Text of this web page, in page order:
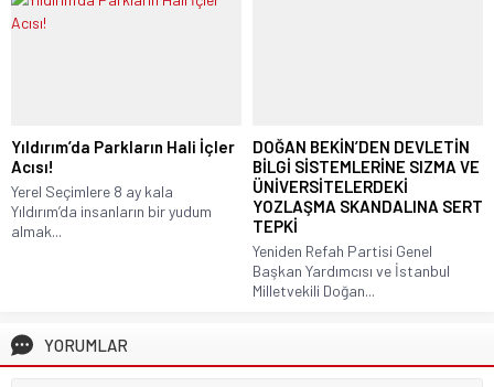
Yıldırım’da Parkların Hali İçler
Acısı!
Yerel Seçimlere 8 ay kala
Yıldırım’da insanların bir yudum
almak...
DOĞAN BEKİN’DEN DEVLETİN
BİLGİ SİSTEMLERİNE SIZMA VE
ÜNİVERSİTELERDEKİ
YOZLAŞMA SKANDALINA SERT
TEPKİ
Yeniden Refah Partisi Genel
Başkan Yardımcısı ve İstanbul
Milletvekili Doğan...
YORUMLAR